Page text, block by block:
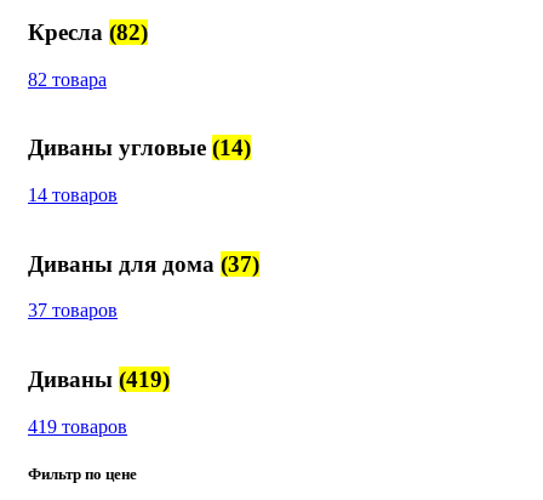
Кресла (82)
82 товара
Диваны угловые (14)
14 товаров
Диваны для дома (37)
37 товаров
Диваны (419)
419 товаров
Фильтр по цене